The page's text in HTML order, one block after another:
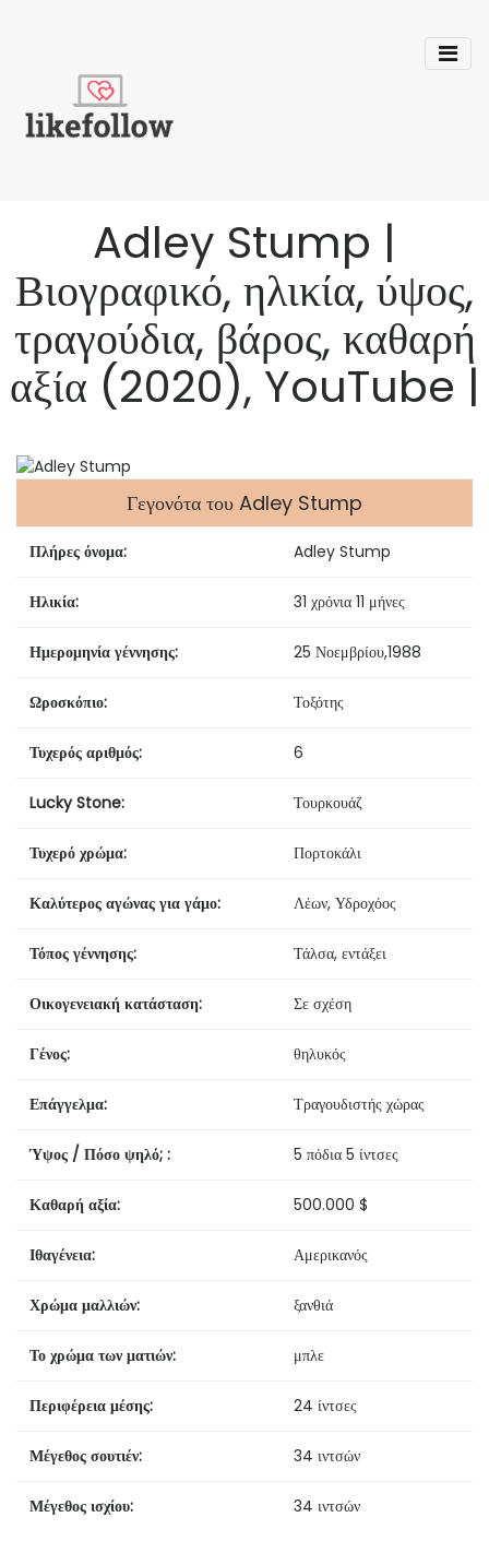
Adley Stump |
Βιογραφικό, ηλικία, ύψος,
τραγούδια, βάρος, καθαρή
αξία (2020), YouTube |
Γεγονότα του Adley Stump
Πλήρες όνομα: Adley Stump
Ηλικία: 31 χρόνια 11 μήνες
Ημερομηνία γέννησης: 25 Νοεμβρίου,1988
Ωροσκόπιο: Τοξότης
Τυχερός αριθμός: 6
Lucky Stone: Τουρκουάζ
Τυχερό χρώμα: Πορτοκάλι
Καλύτερος αγώνας για γάμο: Λέων, Υδροχόος
Τόπος γέννησης: Τάλσα, εντάξει
Οικογενειακή κατάσταση: Σε σχέση
Γένος: θηλυκός
Επάγγελμα: Τραγουδιστής χώρας
Ύψος / Πόσο ψηλό; : 5 πόδια 5 ίντσες
Καθαρή αξία: 500.000 $
Ιθαγένεια: Αμερικανός
Χρώμα μαλλιών: ξανθιά
Το χρώμα των ματιών: μπλε
Περιφέρεια μέσης: 24 ίντσες
Μέγεθος σουτιέν: 34 ιντσών
Μέγεθος ισχίου: 34 ιντσών